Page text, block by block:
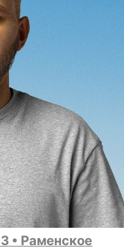
• Раменское